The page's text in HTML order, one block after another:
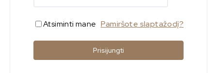
Atsiminti mane Pamiršote slaptažodį?
Prisijungti